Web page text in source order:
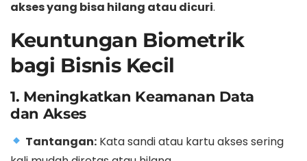
akses yang bisa hilang atau dicuri.
Keuntungan Biometrik
bagi Bisnis Kecil
1. Meningkatkan Keamanan Data
dan Akses
Tantangan: Kata sandi atau kartu akses sering